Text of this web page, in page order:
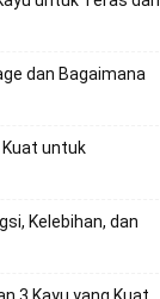
dan Bagaimana
Kuat untuk
Kelebihan, dan